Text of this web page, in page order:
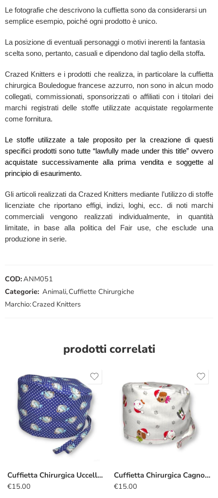
Le fotografie che descrivono la cuffietta sono da considerarsi un
semplice esempio, poiché ogni prodotto è unico.
La posizione di eventuali personaggi o motivi inerenti la fantasia
scelta sono, pertanto, casuali e dipendono dal taglio della stoffa.
Crazed Knitters e i prodotti che realizza, in particolare la cuffietta
chirurgica Bouledogue francese azzurro, non sono in alcun modo
collegati, commissionati, sponsorizzati o affiliati con i titolari dei
marchi registrati delle stoffe utilizzate acquistate regolarmente
come fornitura.
Le stoffe utilizzate a tale proposito per la creazione di questi
specifici prodotti sono tutte “lawfully made under this title” ovvero
acquistate successivamente alla prima vendita e soggette al
principio di esaurimento.
Gli articoli realizzati da Crazed Knitters mediante l’utilizzo di stoffe
licenziate che riportano effigi, indizi, loghi, ecc. di noti marchi
commerciali vengono realizzati individualmente, in quantità
limitate, in base alla politica del Fair use, che esclude una
produzione in serie.
COD:ANM051
Categorie: Animali,Cuffiette Chirurgiche
Marchio:Crazed Knitters
prodotti correlati
Cuffietta Chirurgica Uccellini
€15.00
Cuffietta Chirurgica Cagnolini natalizi
€15.00